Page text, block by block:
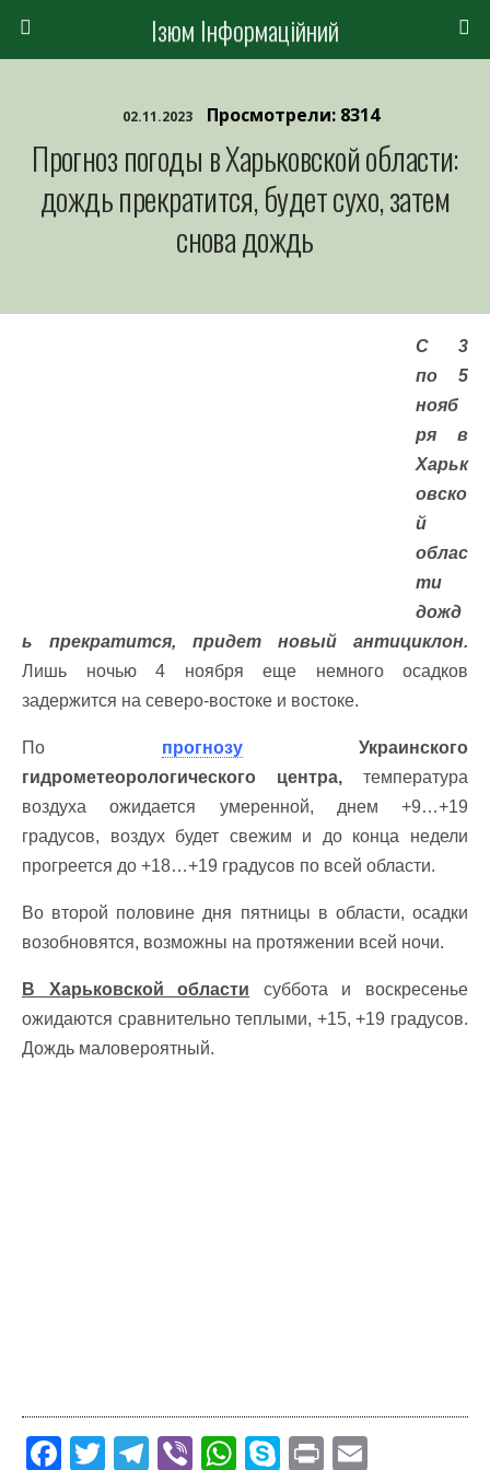
Ізюм Інформаційний
02.11.2023 Просмотрели: 8314
Прогноз погоды в Харьковской области:
дождь прекратится, будет сухо, затем
снова дождь
С 3
по 5
нояб
ря в
Харьк
овско
й
облас
ти
дожд
ь прекратится, придет новый антициклон.
Лишь ночью 4 ноября еще немного осадков
задержится на северо-востоке и востоке.
По прогнозу
Украинского
гидрометеорологического центра, температура
воздуха ожидается умеренной, днем +9…+19
градусов, воздух будет свежим и до конца недели
прогреется до +18…+19 градусов по всей области.
Во второй половине дня пятницы в области, осадки
возобновятся, возможны на протяжении всей ночи.
В Харьковской области суббота и воскресенье
ожидаются сравнительно теплыми, +15, +19 градусов.
Дождь маловероятный.
F T T Vi W S Pr